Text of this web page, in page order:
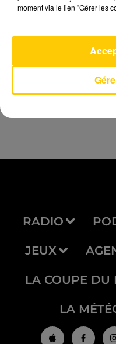
RADIO
JEUX
LA COUPE DU
LA
moment via le lien "Gérer les